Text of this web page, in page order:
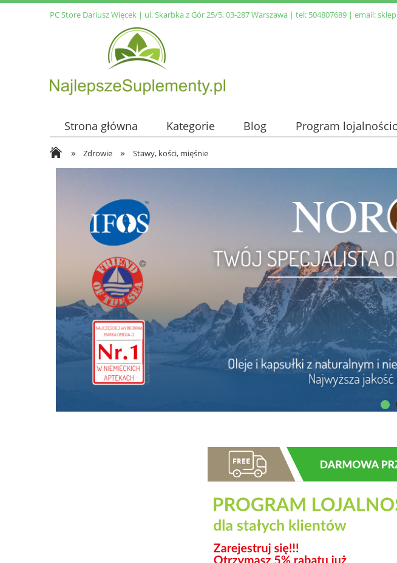
PC Store Dariusz Więcek | ul. Skarbka z Gór 25/5, 03-287 Warszawa | tel: 504807689 | email:
Strona główna Kategorie Blog Program
» Zdrowie » Stawy, kości, mięśnie